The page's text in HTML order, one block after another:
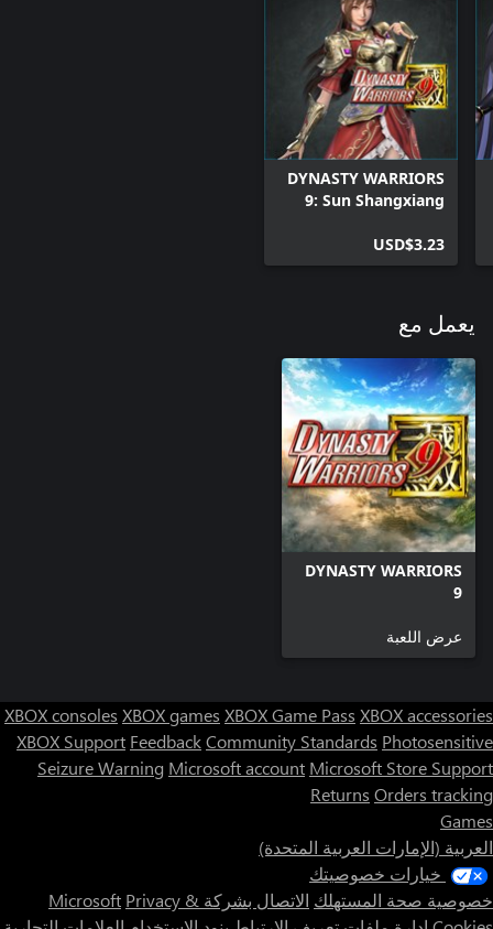
DYNASTY WARRIORS
9: Sun Shangxiang
USD$3.23
يعمل مع
DYNASTY WARRIORS
9
عرض اللعبة
XBOX consoles XBOX games XBOX Game Pass XBOX accessories
XBOX Support FeedbackCommunity Standards Photosensitive
Seizure Warning Microsoft account Microsoft Store Support
Returns Orders tracking
Games
العربية (الإمارات العربية المتحدة)
خيارات خصوصيتك
خصوصية صحة المستهلك الاتصال بشركة Microsoft Privacy &